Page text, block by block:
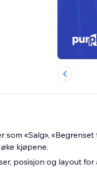
«Salg», «Begrenset
kjøpene.
posisjon og layout for